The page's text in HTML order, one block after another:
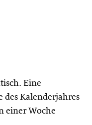
Eine
des Kalenderjahres
einer Woche